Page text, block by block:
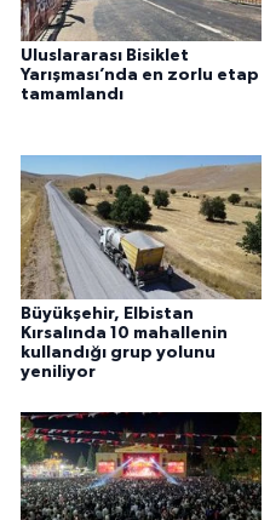
Uluslararası Bisiklet
Yarışması’nda en zorlu etap
tamamlandı
Büyükşehir, Elbistan
Kırsalında 10 mahallenin
kullandığı grup yolunu
yeniliyor